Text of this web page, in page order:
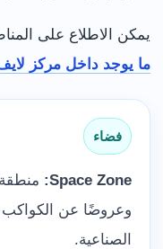
يمكن الاطلاع على
ما يوجد داخل مركز
فضاء
Space Zone:
وعروضًا عن الكواكب
الصناعية.